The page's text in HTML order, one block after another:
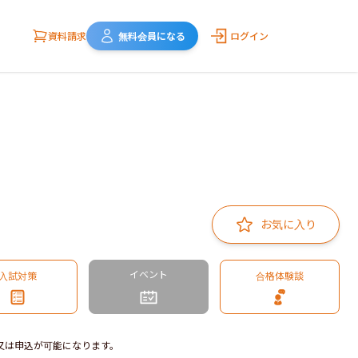
資料請求 無料会員になる ログイン
お気に入り
試対策 イベント 合格体験談
申込が可能になります。